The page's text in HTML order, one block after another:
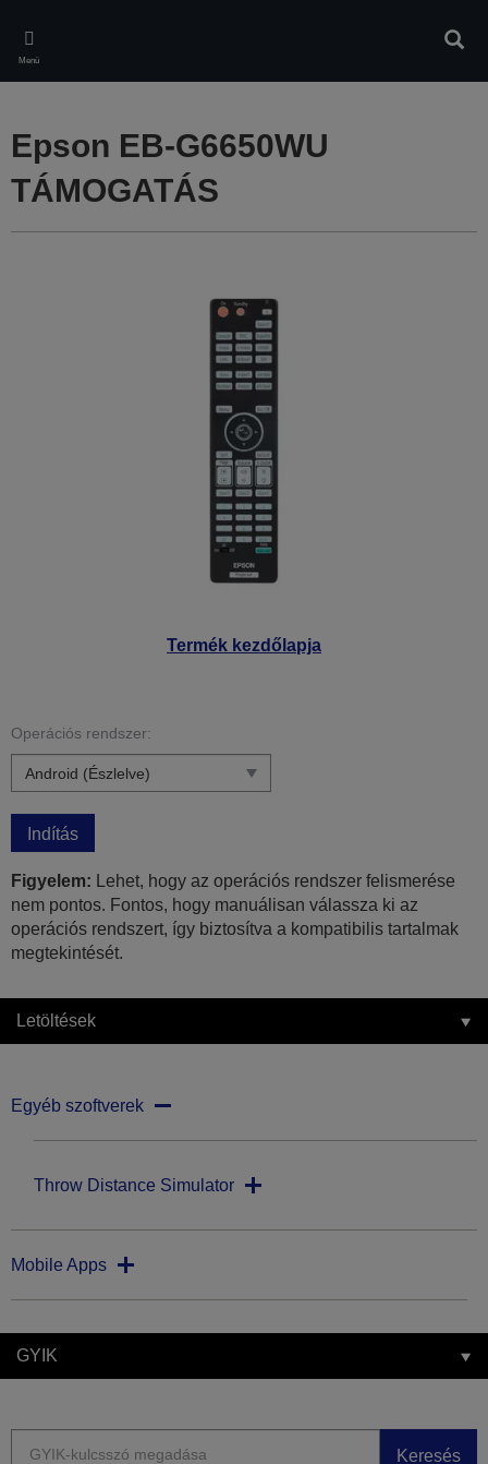
main
content
Menü
Termék kezdőlapja
Epson EB-G6650WU
TÁMOGATÁS
Operációs rendszer:
Indítás
Figyelem: Lehet, hogy az operációs rendszer felismerése
nem pontos. Fontos, hogy manuálisan válassza ki az
operációs rendszert, így biztosítva a kompatibilis tartalmak
megtekintését.
Letöltések
Egyéb szoftverek
Throw Distance Simulator
Mobile Apps
GYIK
Keresés